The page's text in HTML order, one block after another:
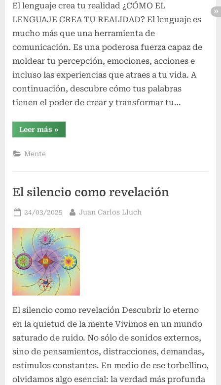
El lenguaje crea tu realidad ¿CÓMO EL
LENGUAJE CREA TU REALIDAD? El lenguaje es
mucho más que una herramienta de
comunicación. Es una poderosa fuerza capaz de
moldear tu percepción, emociones, acciones e
incluso las experiencias que atraes a tu vida. A
continuación, descubre cómo tus palabras
tienen el poder de crear y transformar tu…
Leer más “El
lenguaje
»
Mente
El silencio como revelación
Publicado
24/03/2025 Por
Juan Carlos Lluch
El silencio como revelación Descubrir lo eterno
en la quietud de la mente Vivimos en un mundo
saturado de ruido. No sólo de sonidos externos,
sino de pensamientos, distracciones, demandas,
estímulos constantes. En medio de ese torbellino,
olvidamos algo esencial: la verdad más profunda